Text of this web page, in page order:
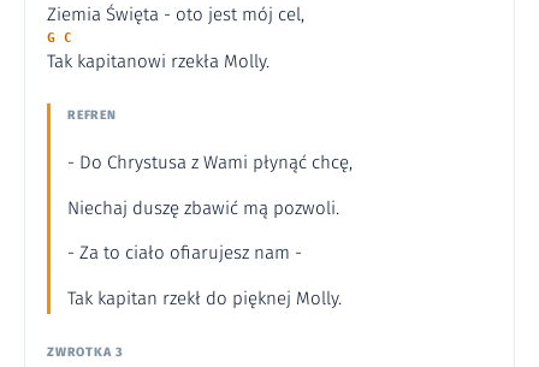
Ziemia Święta - oto jest mój cel,
G C
Tak kapitanowi rzekła Molly.
REFREN
- Do Chrystusa z Wami płynąć chcę,
Niechaj duszę zbawić mą pozwoli.
- Za to ciało ofiarujesz nam -
Tak kapitan rzekł do pięknej Molly.
ZWROTKA 3